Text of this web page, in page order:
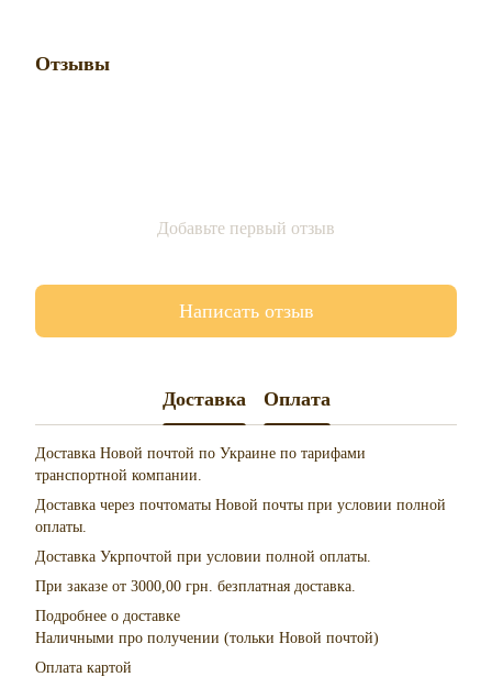
Отзывы
Добавьте первый отзыв
Написать отзыв
Доставка Оплата
Доставка Новой почтой по Украине по тарифами
транспортной компании.
Доставка через почтоматы Новой почты при условии полной
оплаты.
Доставка Укрпочтой при условии полной оплаты.
При заказе от 3000,00 грн. безплатная доставка.
Подробнее о доставке
Наличными про получении (тольки Новой почтой)
Оплата картой